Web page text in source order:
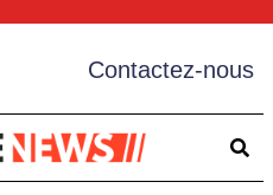
Contactez-nous